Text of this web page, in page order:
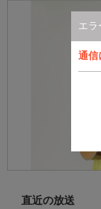
エラ
通信
直近の放送